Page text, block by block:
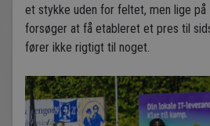
et stykke uden for feltet, men lige på
forsøger at få etableret et pres til
fører ikke rigtigt til noget.